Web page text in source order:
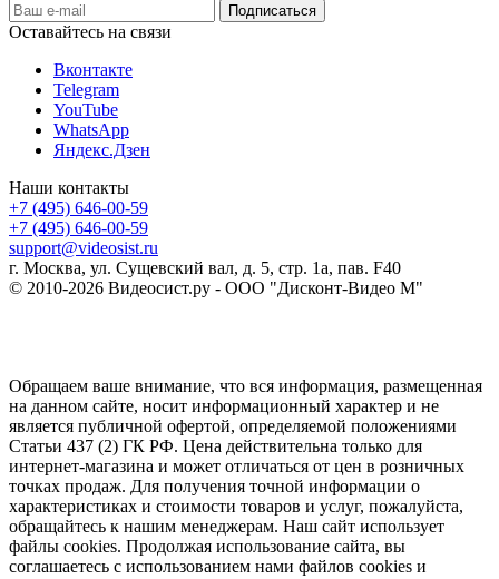
Оставайтесь на связи
Вконтакте
Telegram
YouTube
WhatsApp
Яндекс.Дзен
Наши контакты
+7 (495) 646-00-59
+7 (495) 646-00-59
support@videosist.ru
г. Москва, ул. Сущевский вал, д. 5, стр. 1а, пав. F40
© 2010-2026 Видеосист.ру - ООО "Дисконт-Видео М"
Обращаем ваше внимание, что вся информация, размещенная
на данном сайте, носит информационный характер и не
является публичной офертой, определяемой положениями
Статьи 437 (2) ГК РФ. Цена действительна только для
интернет-магазина и может отличаться от цен в розничных
точках продаж. Для получения точной информации о
характеристиках и стоимости товаров и услуг, пожалуйста,
обращайтесь к нашим менеджерам. Наш сайт использует
файлы cookies. Продолжая использование сайта, вы
соглашаетесь с использованием нами файлов cookies и